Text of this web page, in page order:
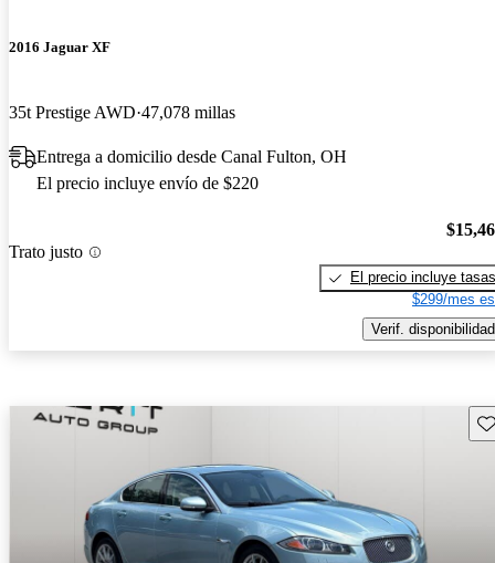
2016 Jaguar XF
35t Prestige AWD 47,078 millas
Entrega a domicilio desde Canal Fulton, OH
El precio incluye envío de $220
Trato justo
El precio incluye tasas
$299/mes
Verif. disponibilidad